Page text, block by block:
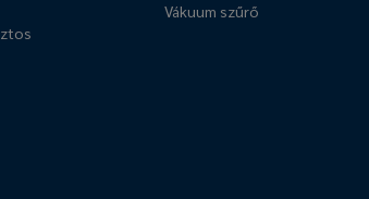
Vákuum szűrő